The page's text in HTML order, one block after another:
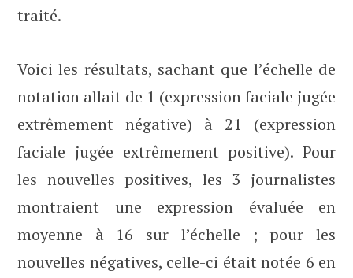
traité.
Voici les résultats, sachant que l’échelle de
notation allait de 1 (expression faciale jugée
extrêmement négative) à 21 (expression
faciale jugée extrêmement positive). Pour
les nouvelles positives, les 3 journalistes
montraient une expression évaluée en
moyenne à 16 sur l’échelle ; pour les
nouvelles négatives, celle-ci était notée 6 en